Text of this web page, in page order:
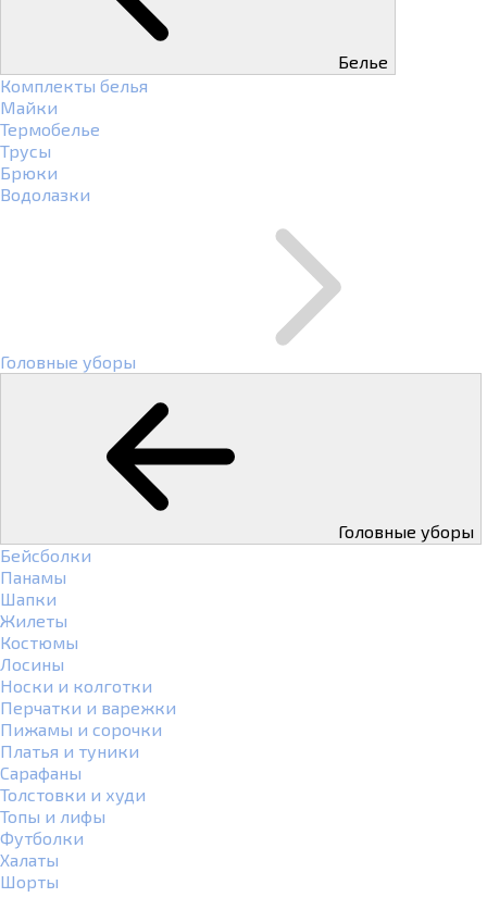
Белье
Комплекты белья
Майки
Термобелье
Трусы
Брюки
Водолазки
Головные уборы
Головные уборы
Бейсболки
Панамы
Шапки
Жилеты
Костюмы
Лосины
Носки и колготки
Перчатки и варежки
Пижамы и сорочки
Платья и туники
Сарафаны
Толстовки и худи
Топы и лифы
Футболки
Халаты
Шорты